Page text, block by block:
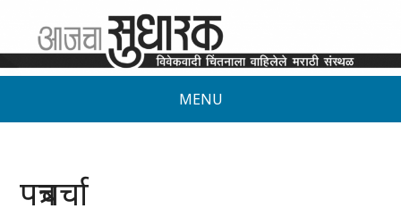
MENU
पत्रचर्चा